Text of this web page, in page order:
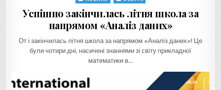
Успішно закінчилась літня школа за
напрямом «Аналіз даних»
От і закінчилась літня школа за напрямом «Аналіз даних»! Це
були чотири дні, насичені знаннями зі світу прикладної
математики в…